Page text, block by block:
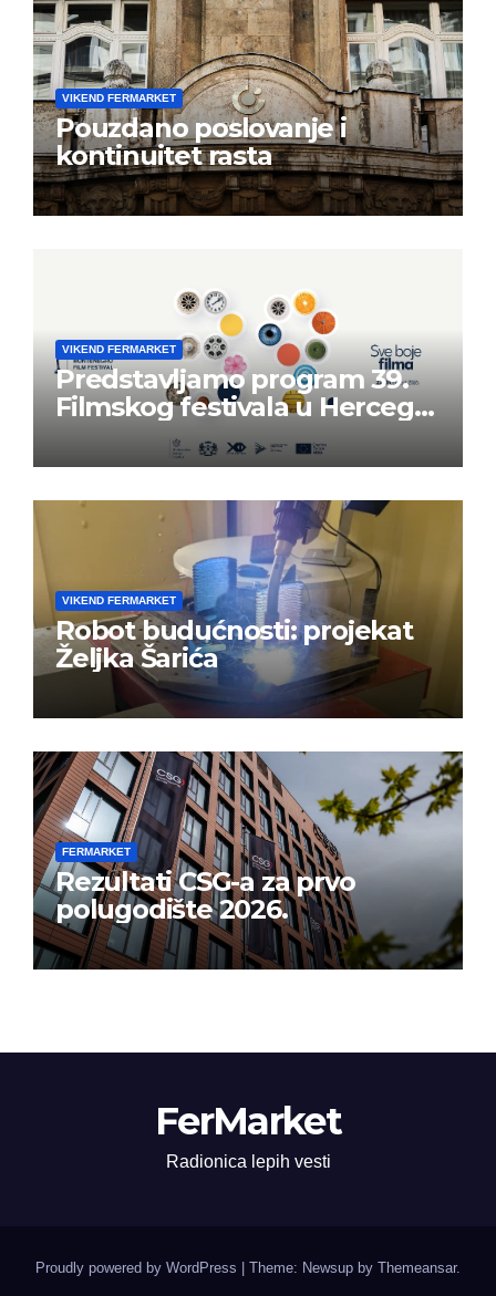
VIKEND FERMARKET
Pouzdano poslovanje i
kontinuitet rasta
VIKEND FERMARKET
Predstavljamo program 39.
Filmskog festivala u Herceg
VIKEND FERMARKET
Robot budućnosti: projekat
Željka Šarića
FERMARKET
Rezultati CSG-a za prvo
polugodište 2026.
FerMarket
Radionica lepih vesti
Proudly powered by WordPress Theme: Newsup by Themeansar.